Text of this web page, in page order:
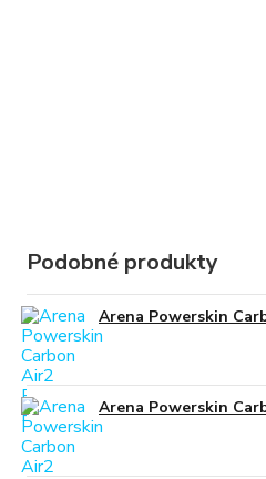
Podobné produkty
Arena Powerskin
Arena Powerskin